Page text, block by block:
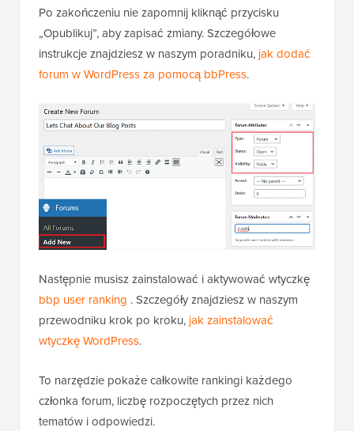
Po zakończeniu nie zapomnij kliknąć przycisku
„Opublikuj”, aby zapisać zmiany. Szczegółowe
instrukcje znajdziesz w naszym poradniku, jak dodać
forum w WordPress za pomocą bbPress.
Następnie musisz zainstalować i aktywować wtyczkę
bbp user ranking . Szczegóły znajdziesz w naszym
przewodniku krok po kroku, jak zainstalować
wtyczkę WordPress.
To narzędzie pokaże całkowite rankingi każdego
członka forum, liczbę rozpoczętych przez nich
tematów i odpowiedzi.